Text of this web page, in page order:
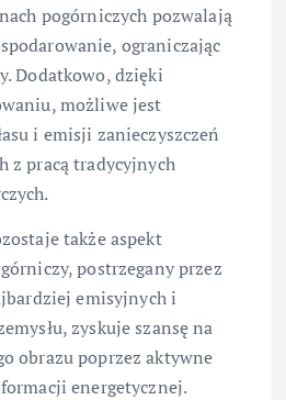
pogórniczych pozwalają
ograniczając
Dodatkowo, dzięki
możliwe jest
i emisji zanieczyszczeń
z pracą tradycyjnych
także aspekt
postrzegany przez
emisyjnych i
zyskuje szansę na
obrazu poprzez aktywne
energetycznej.